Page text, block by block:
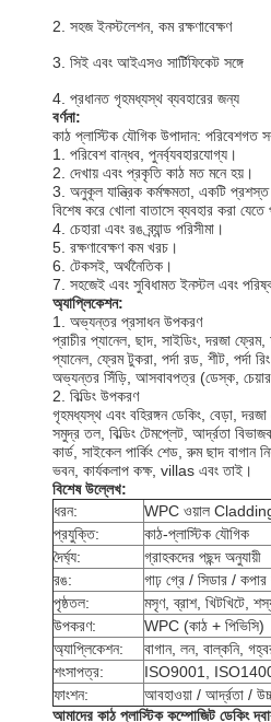
2. সহজ ইনস্টলেশন, কম রক্ষণাবেক্ষণ
3. সিই এবং আইএসও সার্টিফিকেট সঙ্গে
4. প্রধানত গৃহমধ্যস্থ ব্যবহারের জন্য
বর্ণনা:
কাঠ প্লাস্টিক যৌগিক উপাদান: পরিবেশগত
1. পরিবেশ বান্ধব, পুনর্ব্যবহারযোগ্য।
2. দেখায় এবং প্রকৃতি কাঠ মত মনে হয়।
3. অনুকূল যান্ত্রিক কর্মক্ষমতা, একটি
বিশেষ করে খোলা বাতাসে ব্যবহার করা যেতে
4. চেহারা এবং রঙ ব্র্যান্ড পরিসীমা।
5. রক্ষণাবেক্ষণ কম খরচ।
6. টেকসই, অর্থনৈতিক।
7. সহজেই এবং সুবিধামত ইনস্টল এবং
অ্যাপ্লিকেশন:
1. অভ্যন্তর প্রসাধন উপকরণ
প্রাচীর প্যানেল, ছাদ, সাইডিং, দরজা
প্যানেল, ফ্রেম টুকরা, পর্দা রড, শীট, পর্দা
অভ্যন্তর সিঁড়ি, আসবাবপত্র (ডেস্ক,
2. বিল্ডিং উপকরণ
গৃহমধ্যস্থ এবং বহিরঙ্গন ডেকিং, বেড়া,
সমুদ্র তল, বিল্ডিং টেমপ্লেট, আর্দ্রতা
কার্ড, সাইকেল পার্কিং শেড, রুম ছাদ বাগান
ভবন, কার্যকলাপ কক্ষ, villas এবং তাই।
বিশেষ উল্লেখ:
ধরন:
WPC ওয়াল
প্রযুক্তি:
কাঠ-প্লাস্টিক যৌগিক
দৈর্ঘ্য:
গ্রাহকদের পছন্দ অনুযায়ী
রঙ:
গাঢ় গ্রে / সিডার /
পৃষ্ঠতল:
মসৃণ, ব্রাশ, খিটখিটে,
উপকরণ:
WPC (কাঠ + পিভিসি)
অ্যাপ্লিকেশন:
বাগান, লন, বাল্কনি,
শংসাপত্র:
ISO9001,
ফাংশন:
আবহাওয়া / আর্দ্রতা /
আমাদের কাঠ প্লাস্টিক কম্পোজিট ডেকিং